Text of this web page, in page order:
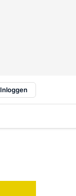
Inloggen